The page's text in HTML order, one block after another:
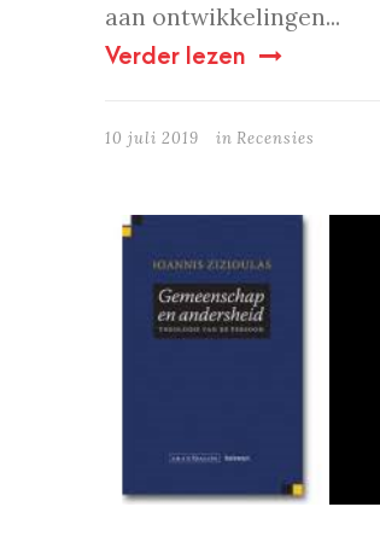
aan ontwikkelingen...
Verder lezen
10 juli 2019 in Recensies